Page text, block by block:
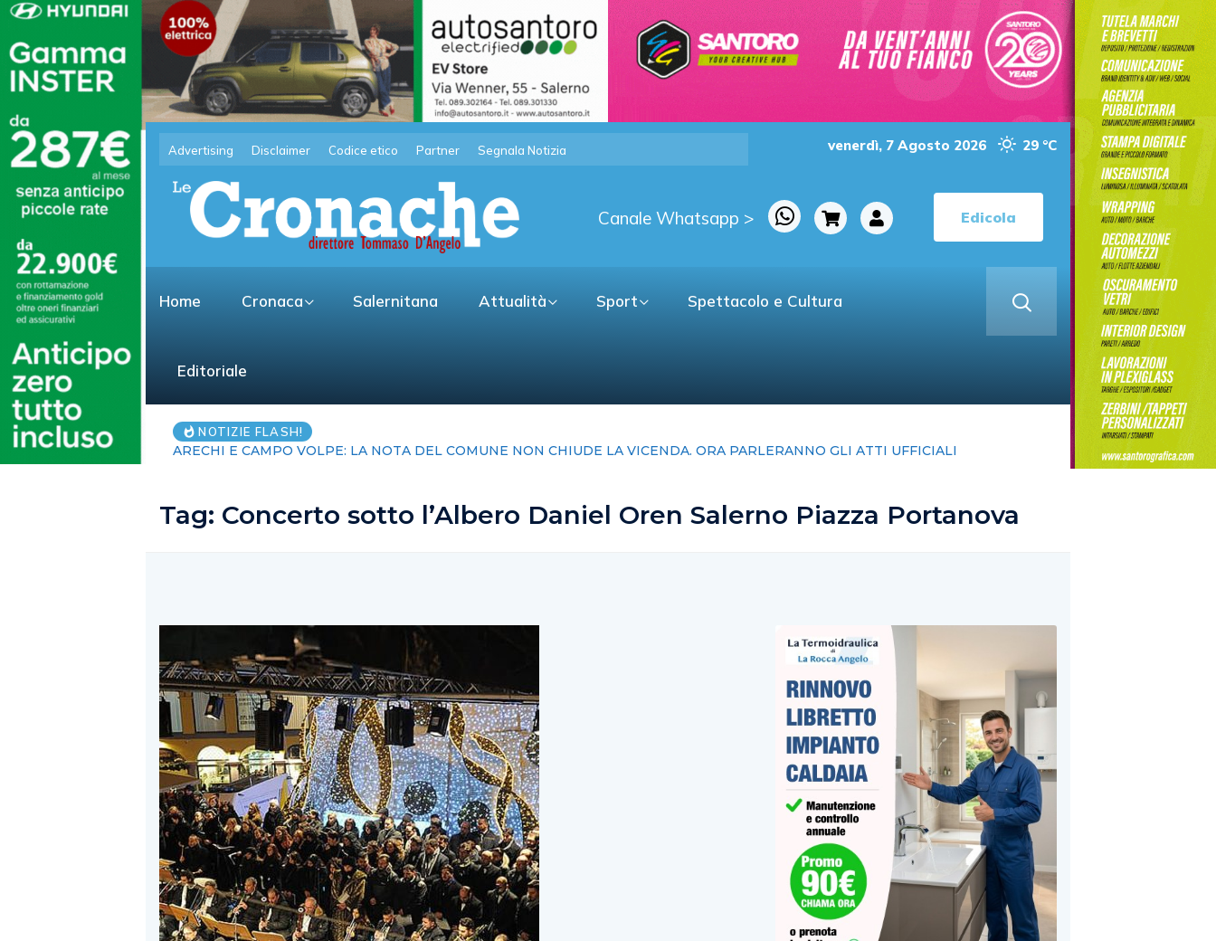
Advertising Disclaimer Codice etico Partner Segnala Notizia venerdì, 7 Agosto 2026 29 °C
Canale Whatsapp > Edicola
Home Cronaca Salernitana Attualità Sport Spettacolo e Cultura
Editoriale
NOTIZIE FLASH!